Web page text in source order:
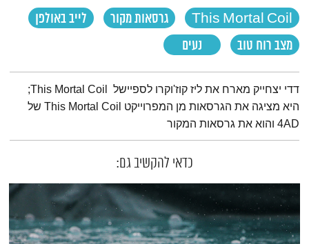
This Mortal Coil גרסאות מקור
לייב באולפן
מצב רוח טוב
נעים
תמצית הפודקאסט
דדי יצחייק מארח את ליז קוז'וקרו לספיישל This Mortal Coil;
היא מציגה את הגרסאות מן המפרוייקט This Mortal Coil של
4AD והוא את גרסאות המקור
כדאי להקשיב גם: